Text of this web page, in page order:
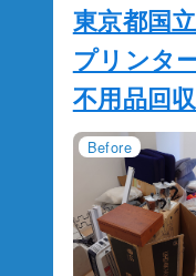
東京都国
プリンタ
不用品回収